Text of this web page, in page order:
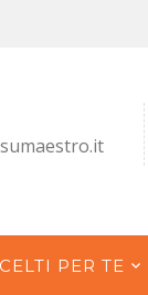
PER TE